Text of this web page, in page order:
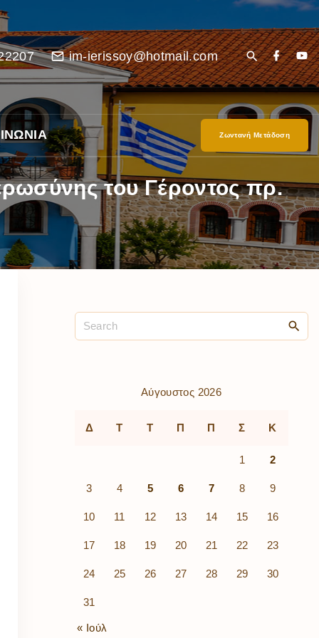
im-ierissoy@hotmail.com
Ζωντανή Μετάδοση
του Γέροντος πρ.
Αύγουστος 2026
Δ Τ Τ Π Π Σ Κ
1 2
3 4 5 6 7 8 9
10 11 12 13 14 15 16
17 18 19 20 21 22 23
24 25 26 27 28 29 30
31
« Ιούλ